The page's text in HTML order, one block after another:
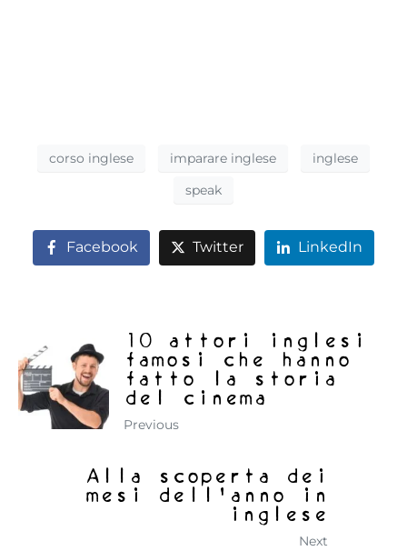
corso inglese imparare inglese
inglese
speak
Facebook Twitter LinkedIn
10 attori inglesi
famosi che hanno
fatto la storia
del cinema
Previous
Alla scoperta dei
mesi dell'anno in
inglese
Next